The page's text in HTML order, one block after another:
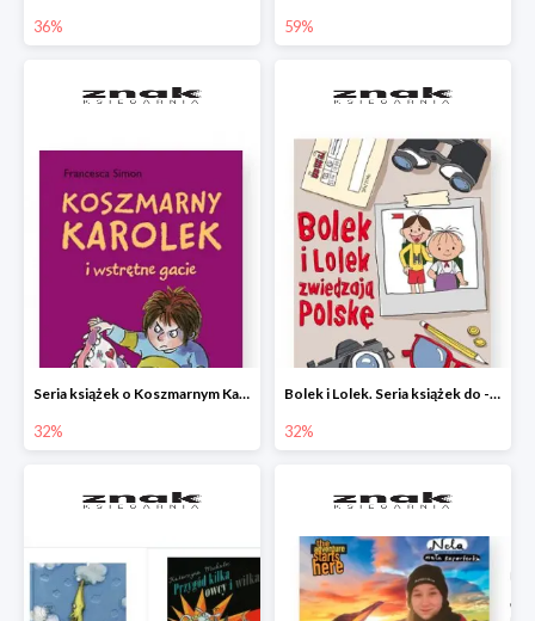
36% 59%
Seria książek o Koszmarnym Karolku do -32%
32%
Bolek i Lolek. Seria książek do -32%
32%